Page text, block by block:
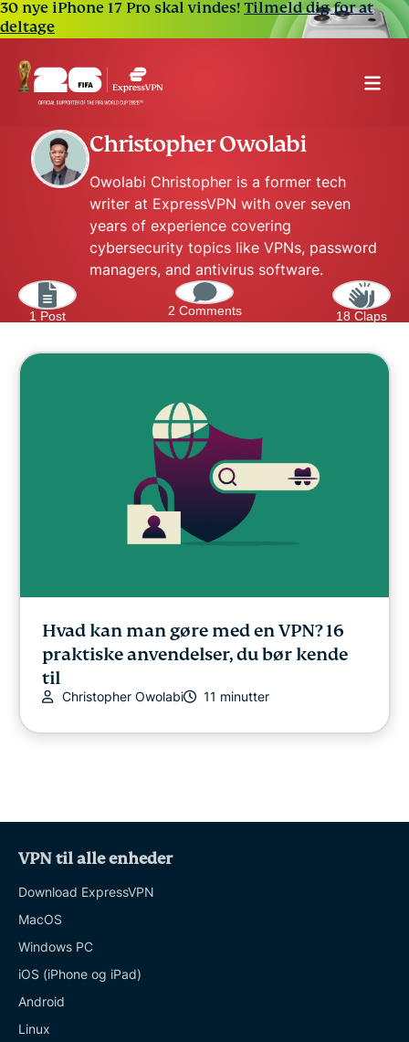
30 nye iPhone 17 Pro skal vindes!Tilmeld dig for at
deltage
Christopher Owolabi
Owolabi Christopher is a former tech
writer at ExpressVPN with over seven
years of experience covering
cybersecurity topics like VPNs, password
managers, and antivirus software.
1 Post 2 Comments 18 Claps
Hvad kan man gøre med en VPN? 16
praktiske anvendelser, du bør kende
til
Christopher Owolabi 11 minutter
VPN til alle enheder
Download ExpressVPN
MacOS
Windows PC
iOS (iPhone og iPad)
Android
Linux